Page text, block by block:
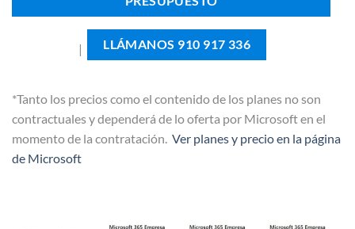
| LLÁMANOS 910 917 336
*Tanto los precios como el contenido de los planes no son
contractuales y dependerá de lo oferta por Microsoft en el
momento de la contratación. Ver planes y precio en la página
de Microsoft